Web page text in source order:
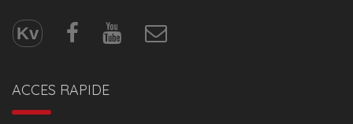
Kv
ACCES RAPIDE